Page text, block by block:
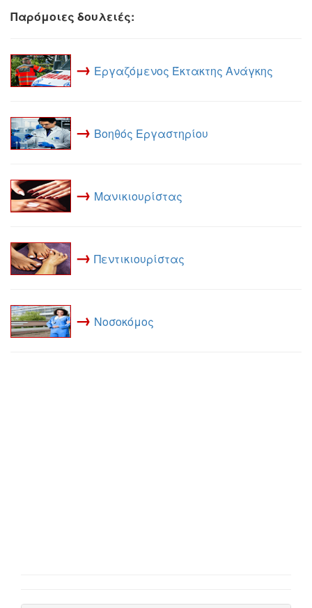
Παρόμοιες δουλειές:
→ Εργαζόμενος Έκτακτης Ανάγκης
→ Βοηθός Εργαστηρίου
→ Μανικιουρίστας
→ Πεντικιουρίστας
→ Νοσοκόμος